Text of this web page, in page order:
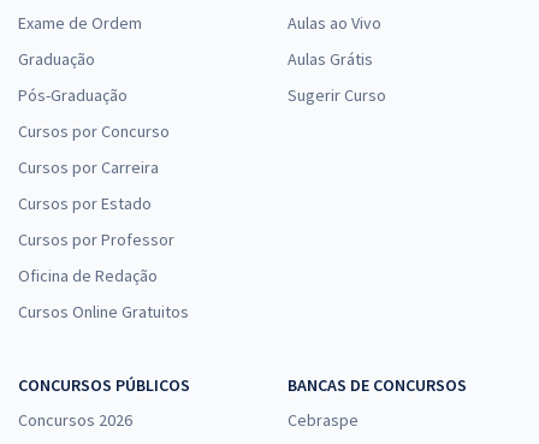
Exame de Ordem
Graduação
Pós-Graduação
Cursos por Concurso
Cursos por Carreira
Cursos por Estado
Cursos por Professor
Oficina de Redação
Cursos Online Gratuitos
Aulas ao Vivo
Aulas Grátis
Sugerir Curso
CONCURSOS PÚBLICOS
Concursos 2026
BANCAS DE CONCURSOS
Cebraspe